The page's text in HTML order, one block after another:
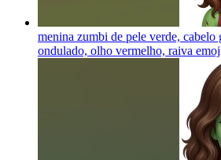
menina zumbi de pele verde, cabelo
ondulado, olho vermelho, raiva